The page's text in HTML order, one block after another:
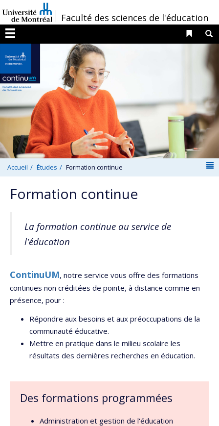
au
contenu
/Faculté des sciences de l'éducation
Menu
Liens
Accueil Études Formation continue
Formation continue
La formation continue au service de
l'éducation
ContinuUM, notre service vous offre des formations
continues non créditées de pointe, à distance comme en
présence, pour :
Répondre aux besoins et aux préoccupations de la
communauté éducative.
Mettre en pratique dans le milieu scolaire les
résultats des dernières recherches en éducation.
Des formations programmées
Administration et gestion de l'éducation